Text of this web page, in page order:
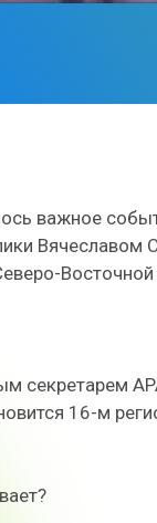
важное
секретарем
16-м